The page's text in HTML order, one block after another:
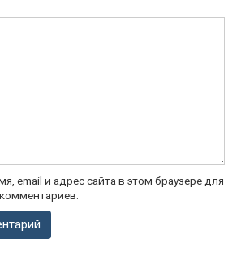
email и адрес сайта в этом браузере для